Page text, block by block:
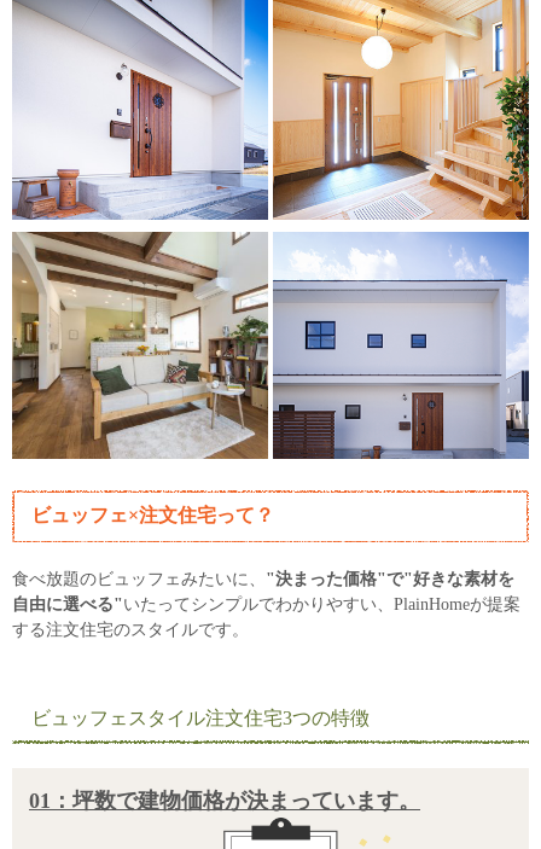
ビュッフェ×注文住宅って？
食べ放題のビュッフェみたいに、 "決まった価格"で"好きな素材を
自由に選べる"いたってシンプルでわかりやすい、PlainHomeが提案
する注文住宅のスタイルです。
ビュッフェスタイル注文住宅3つの特徴
01：坪数で建物価格が決まっています。